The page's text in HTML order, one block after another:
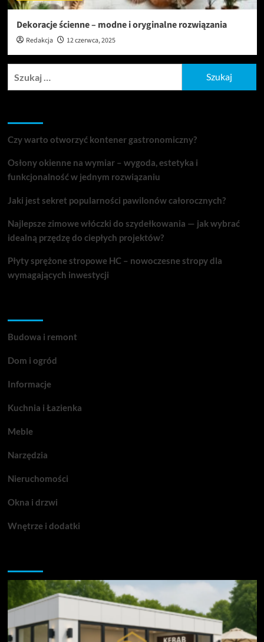
Dekoracje ścienne – modne i oryginalne rozwiązania
Redakcja 12 czerwca, 2025
Czy warto otworzyć kontener gastronomiczny?
Osłony okienne na wymiar – wygoda, estetyka i
funkcjonalność w jednym rozwiązaniu
Jaki jest sekret popularności pawilonów całorocznych?
Najlepsze zimowe włóczki do szydełkowania — jak wybrać
idealną przędzę do ciepłych projektów?
Płyty sprężone stropowe HC – nowoczesne stropy dla
wymagających inwestycji
Budowa i remont
Dom i ogród
Informacje
Kuchnia i Łazienka
Meble
Narzędzia
Nieruchomości
Okna i drzwi
Wnętrze i dodatki